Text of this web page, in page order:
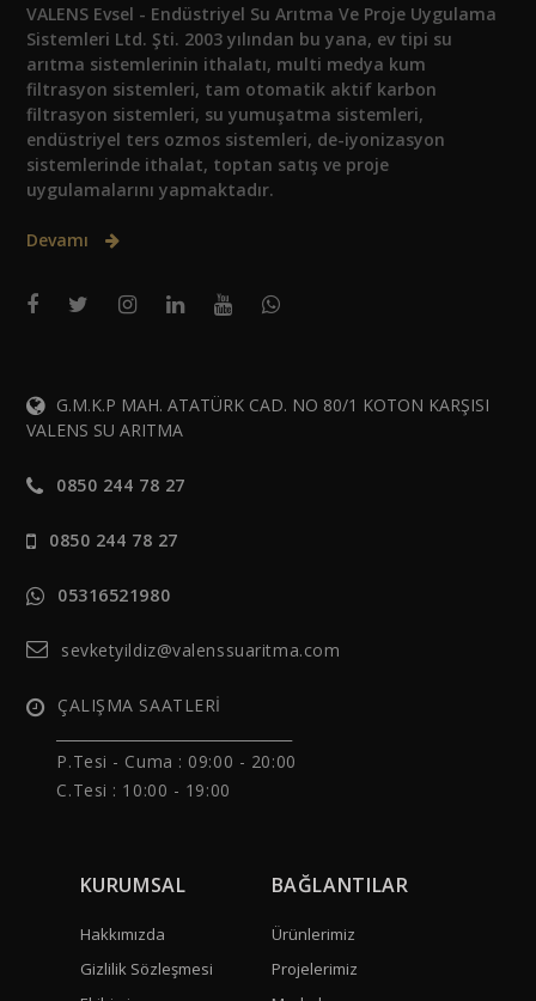
VALENS Evsel - Endüstriyel Su Arıtma Ve Proje Uygulama
Sistemleri Ltd. Şti. 2003 yılından bu yana, ev tipi su
arıtma sistemlerinin ithalatı, multi medya kum
filtrasyon sistemleri, tam otomatik aktif karbon
filtrasyon sistemleri, su yumuşatma sistemleri,
endüstriyel ters ozmos sistemleri, de-iyonizasyon
sistemlerinde ithalat, toptan satış ve proje
uygulamalarını yapmaktadır.
Devamı
G.M.K.P MAH. ATATÜRK CAD. NO 80/1 KOTON KARŞISI
VALENS SU ARITMA
0850 244 78 27
0850 244 78 27
05316521980
sevketyildiz@valenssuaritma.com
ÇALIŞMA SAATLERİ
P.Tesi - Cuma : 09:00 - 20:00
C.Tesi : 10:00 - 19:00
KURUMSAL
Hakkımızda
Gizlilik Sözleşmesi
BAĞLANTILAR
Ürünlerimiz
Projelerimiz